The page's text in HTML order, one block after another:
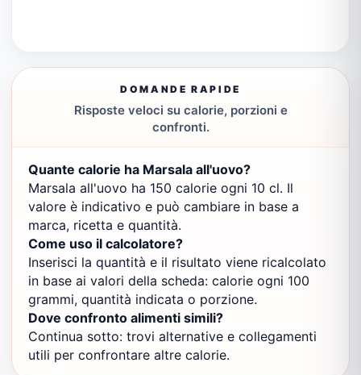
DOMANDE RAPIDE
Risposte veloci su calorie, porzioni e
confronti.
Quante calorie ha Marsala all'uovo?
Marsala all'uovo ha 150 calorie ogni 10 cl. Il
valore è indicativo e può cambiare in base a
marca, ricetta e quantità.
Come uso il calcolatore?
Inserisci la quantità e il risultato viene ricalcolato
in base ai valori della scheda: calorie ogni 100
grammi, quantità indicata o porzione.
Dove confronto alimenti simili?
Continua sotto: trovi alternative e collegamenti
utili per confrontare altre calorie.